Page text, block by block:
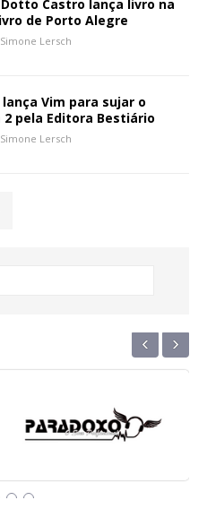
Castro lança livro na
de Porto Alegre
Simone Lersch
Vim para sujar o
2 pela Editora Bestiário
Simone Lersch
‹ ›